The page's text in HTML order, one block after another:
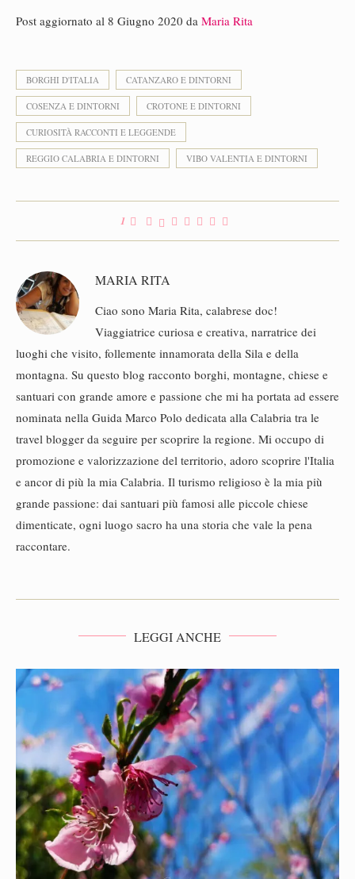
Post aggiornato al 8 Giugno 2020 da Maria Rita
BORGHI D'ITALIA CATANZARO E DINTORNI
COSENZA E DINTORNI CROTONE E DINTORNI
CURIOSITÀ RACCONTI E LEGGENDE
REGGIO CALABRIA E DINTORNI VIBO VALENTIA E DINTORNI
1
MARIA RITA
Ciao sono Maria Rita, calabrese doc!
Viaggiatrice curiosa e creativa, narratrice dei
luoghi che visito, follemente innamorata della Sila e della
montagna. Su questo blog racconto borghi, montagne, chiese e
santuari con grande amore e passione che mi ha portata ad essere
nominata nella Guida Marco Polo dedicata alla Calabria tra le
travel blogger da seguire per scoprire la regione. Mi occupo di
promozione e valorizzazione del territorio, adoro scoprire l'Italia
e ancor di più la mia Calabria. Il turismo religioso è la mia più
grande passione: dai santuari più famosi alle piccole chiese
dimenticate, ogni luogo sacro ha una storia che vale la pena
raccontare.
LEGGI ANCHE